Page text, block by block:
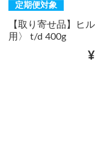
定期便対象
【取り寄せ品】ヒ
用〉 t/d 400g